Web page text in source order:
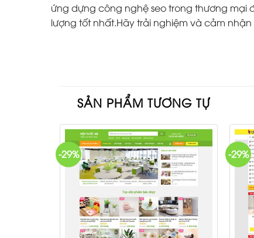
ứng dựng công nghệ seo trong thương mại
lượng tốt nhất.Hãy trải nghiệm và cảm nhận
SẢN PHẨM TƯƠNG TỰ
-29% -29%